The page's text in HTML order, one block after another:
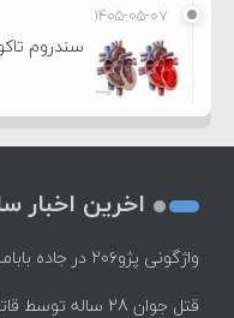
۱۴۰۵-۰۵-۰۷
سندروم
اخرین اخبار
واژگونی پژو۲۰۶ در جاده بابامیدان- نورآباد با ۳ مصدوم
قتل جوان 28 ساله توسط قاتل 15 ساله در کازرون